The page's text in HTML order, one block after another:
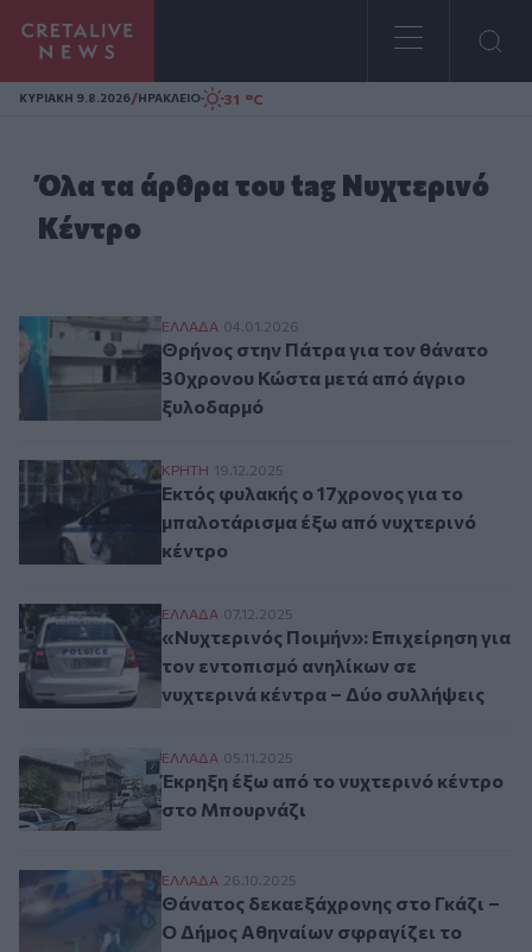
Homepage
ΚΥΡΙΑΚΗ 9.8.2026/ΗΡΑΚΛΕΙΟ 31 °C
Όλα τα άρθρα του tag Νυχτερινό
Κέντρο
Θρήνος στην Πάτρα για τον θάνατο
ΕΛΛAΔΑ 04.01.2026
Θρήνος στην Πάτρα για τον θάνατο
30χρονου Κώστα μετά από άγριο
ξυλοδαρμό
Εκτός φυλακής ο 17χρονος για το
ΚΡΗΤΗ 19.12.2025
Εκτός φυλακής ο 17χρονος για το
μπαλοτάρισμα έξω από νυχτερινό
κέντρο
«Νυχτερινός Ποιμήν»: Επιχείρηση για
ΕΛΛAΔΑ 07.12.2025
«Νυχτερινός Ποιμήν»: Επιχείρηση για
τον εντοπισμό ανηλίκων σε
νυχτερινά κέντρα – Δύο συλλήψεις
Έκρηξη έξω από το νυχτερινό κέντρο
ΕΛΛAΔΑ 05.11.2025
Έκρηξη έξω από το νυχτερινό κέντρο
στο Μπουρνάζι
Θάνατος δεκαεξάχρονης στο Γκάζι – Ο
ΕΛΛAΔΑ 26.10.2025
Θάνατος δεκαεξάχρονης στο Γκάζι –
Ο Δήμος Αθηναίων σφραγίζει το